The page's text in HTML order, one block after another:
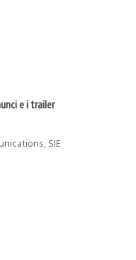
e i trailer
SIE